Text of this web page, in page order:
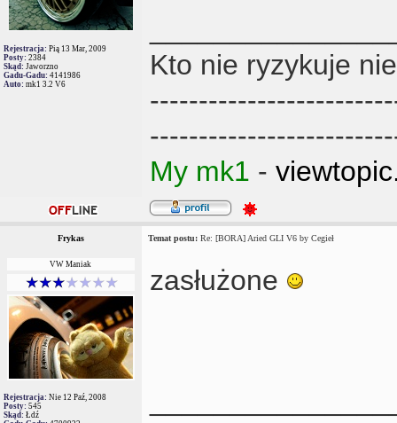
Rejestracja: Pią 13 Mar, 2009
Posty: 2384
Skąd: Jaworzno
Gadu-Gadu: 4141986
Auto: mk1 3.2 V6
Kto nie ryzykuje
My mk1 -
Frykas Temat postu: Re: [BORA] Aried GLI V6 by Cegieł
VW Maniak
Rejestracja: Nie 12 Paź, 2008
Posty: 545
Skąd: Łdź
zasłużone